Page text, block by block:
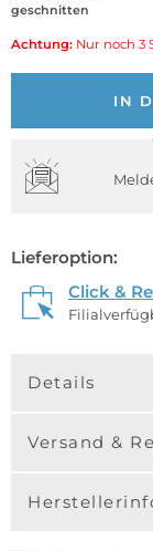
geschnitten
Achtung: Nur noch 3
IN
Lieferoption:
Click &
Details
Versand &